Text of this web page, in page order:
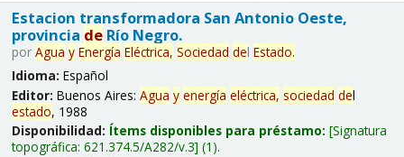
Estacion transformadora San Antonio Oeste,
provincia deRío Negro.
por Agua y Energía Eléctrica, Sociedad del Estado.
Idioma: Español
Editor: Buenos Aires: Agua y energía eléctrica, sociedad del
estado, 1988
Disponibilidad: Ítems disponibles para préstamo: Signatura
topográfica: 621.374.5/A282/v.3 (1).